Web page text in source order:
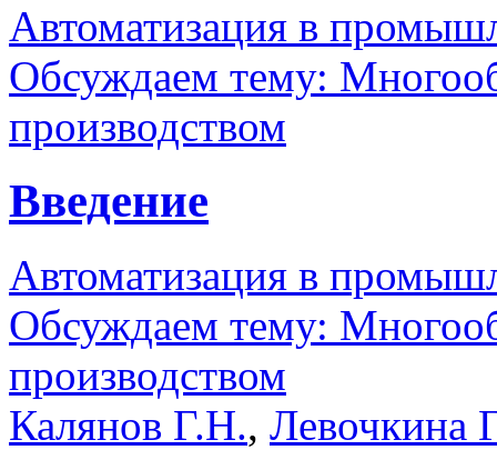
Автоматизация в
Обсуждаем тему:
производством
Введение
Автоматизация в
Обсуждаем тему:
производством
Калянов Г.Н., Левочкина